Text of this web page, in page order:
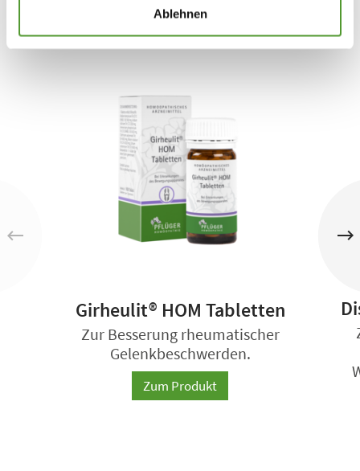
Ablehnen
Diese Produkte könnten Sie auch
interessieren
Girheulit® HOM Tabletten
Zur Besserung rheumatischer
Gelenkbeschwerden.
Zum Produkt